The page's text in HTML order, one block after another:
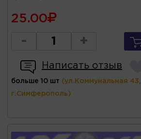
25.00
- +
Написать отзыв
больше 10 шт (ул.Коммунальная 43,
г.Симферополь)